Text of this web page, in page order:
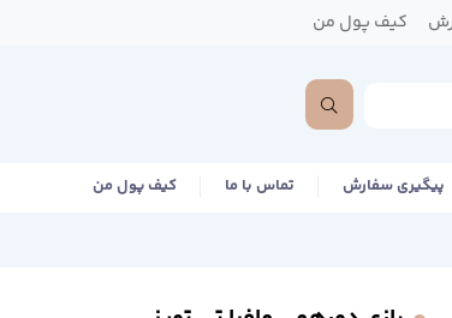
کیف پول من
پیگیری سفارش تماس با ما کیف پول من